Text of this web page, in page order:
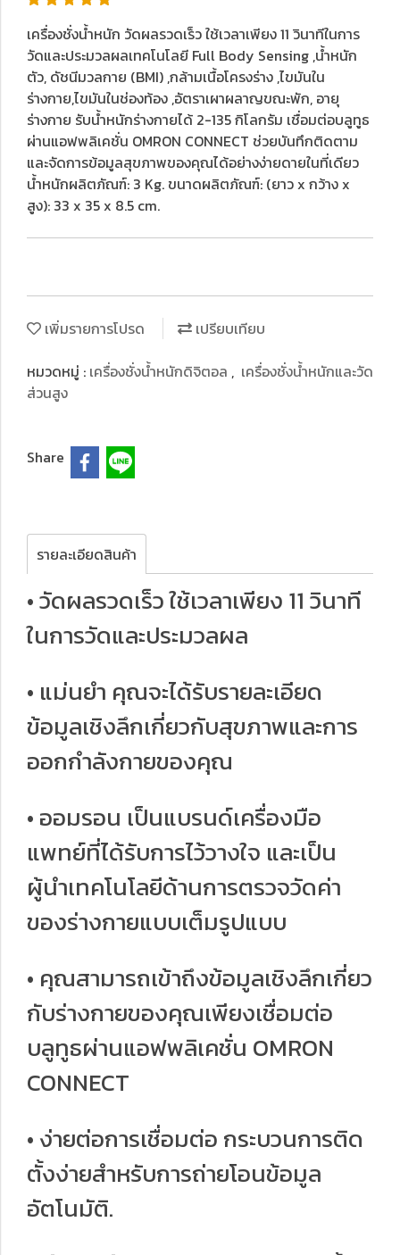
เครื่องชั่งน้ำหนัก วัดผลรวดเร็ว ใช้เวลาเพียง 11 วินาทีในการ
วัดและประมวลผลเทคโนโลยี Full Body Sensing ,น้ำหนัก
ตัว, ดัชนีมวลกาย (BMI) ,กล้ามเนื้อโครงร่าง ,ไขมันใน
ร่างกาย,ไขมันในช่องท้อง ,อัตราเผาผลาญขณะพัก, อายุ
ร่างกาย รับน้ำหนักร่างกายได้ 2-135 กิโลกรัม เชื่อมต่อบลูทูธ
ผ่านแอฟพลิเคชั่น OMRON CONNECT ช่วยบันทึกติดตาม
และจัดการข้อมูลสุขภาพของคุณได้อย่างง่ายดายในที่เดียว
น้ำหนักผลิตภัณฑ์: 3 Kg. ขนาดผลิตภัณฑ์: (ยาว x กว้าง x
สูง): 33 x 35 x 8.5 cm.
เพิ่มรายการโปรด
เปรียบเทียบ
หมวดหมู่ : เครื่องชั่งน้ำหนักดิจิตอล , เครื่องชั่งน้ำหนักและวัด
ส่วนสูง
Share
รายละเอียดสินค้า
• วัดผลรวดเร็ว ใช้เวลาเพียง 11 วินาที
ในการวัดและประมวลผล
• แม่นยำ คุณจะได้รับรายละเอียด
ข้อมูลเชิงลึกเกี่ยวกับสุขภาพและการ
ออกกำลังกายของคุณ
• ออมรอน เป็นแบรนด์เครื่องมือ
แพทย์ที่ได้รับการไว้วางใจ และเป็น
ผู้นำเทคโนโลยีด้านการตรวจวัดค่า
ของร่างกายแบบเต็มรูปแบบ
• คุณสามารถเข้าถึงข้อมูลเชิงลึกเกี่ยว
กับร่างกายของคุณเพียงเชื่อมต่อ
บลูทูธผ่านแอฟพลิเคชั่น OMRON
CONNECT
• ง่ายต่อการเชื่อมต่อ กระบวนการติด
ตั้งง่ายสำหรับการถ่ายโอนข้อมูล
อัตโนมัติ.